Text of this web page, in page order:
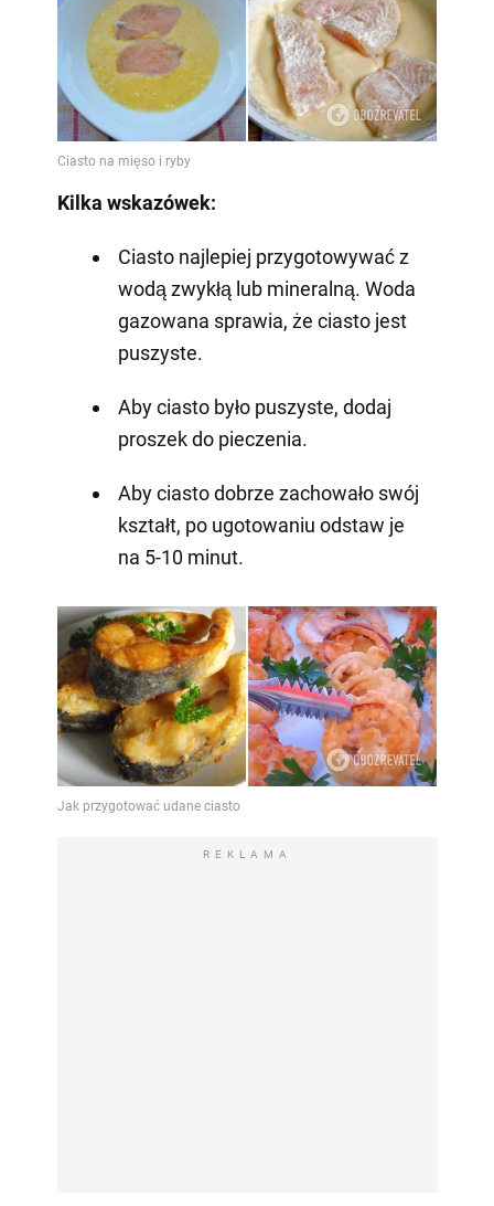
Kilka wskazówek:
Ciasto najlepiej przygotowywać z
wodą zwykłą lub mineralną. Woda
gazowana sprawia, że ciasto jest
puszyste.
Aby ciasto było puszyste, dodaj
proszek do pieczenia.
Aby ciasto dobrze zachowało swój
kształt, po ugotowaniu odstaw je
na 5-10 minut.
REKLAMA